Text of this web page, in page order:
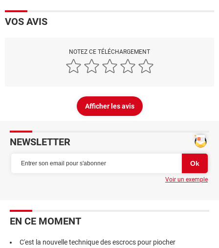
VOS AVIS
NOTEZ CE TÉLÉCHARGEMENT
Afficher les avis
NEWSLETTER
Voir un exemple
EN CE MOMENT
C'est la nouvelle technique des escrocs pour piocher